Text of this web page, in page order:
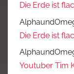
Die Erde ist
Die Erde ist
Youtuber Tim